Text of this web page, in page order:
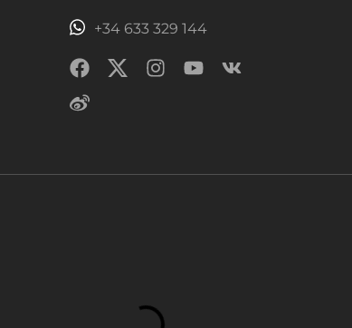
+34 633 329 144